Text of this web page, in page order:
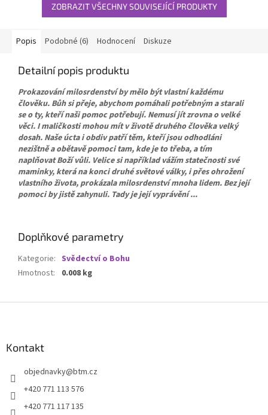
ZOBRAZIT VŠECHNY SOUVISEJÍCÍ PRODUKTY
Popis Podobné (6) Hodnocení Diskuze
Detailní popis produktu
Prokazování milosrdenství by mělo být vlastní každému
člověku. Bůh si přeje, abychom pomáhali potřebným a starali
se o ty, kteří naši pomoc potřebují. Nemusí jít zrovna o velké
věci. I maličkosti mohou mít v životě druhého člověka velký
dosah. Naše úcta i obdiv patří těm, kteří jsou odhodláni
nezištně a obětavě pomoci tam, kde je to třeba, a tím
naplňovat Boží vůli. Velice si například vážím statečnosti své
maminky, která na konci druhé světové války, i přes ohrožení
vlastního života, prokázala milosrdenství mnoha lidem. Bez její
pomoci by jistě zahynuli. Tady je její vyprávění ...
Doplňkové parametry
Kategorie: Svědectví o Bohu
Hmotnost: 0.008 kg
Kontakt
objednavky@btm.cz
+420 771 113 576
+420 771 117 135